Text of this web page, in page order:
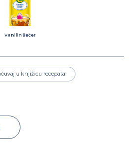
Vanilin šećer
u knjižicu recepata